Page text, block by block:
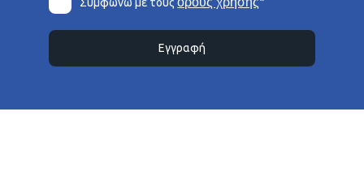
Εγγραφή